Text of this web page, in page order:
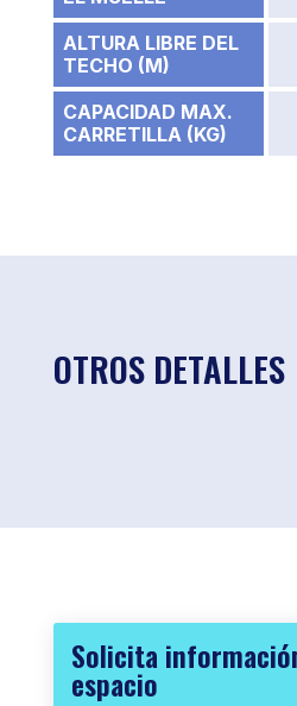
ALTURA LIBRE DEL
TECHO (M)
CAPACIDAD MAX.
CARRETILLA (KG)
OTROS DETALLES
Solicita
espacio